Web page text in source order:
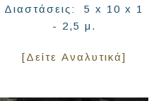
Διαστάσεις: 5 x 10 x 1
- 2,5 μ.
[Δείτε Αναλυτικά]